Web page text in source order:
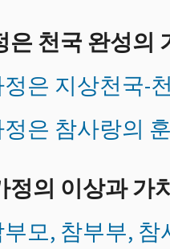
은 천국 완성의
은 지상천국-
은 참사랑의
정의 이상과 가
모, 참부부, 참